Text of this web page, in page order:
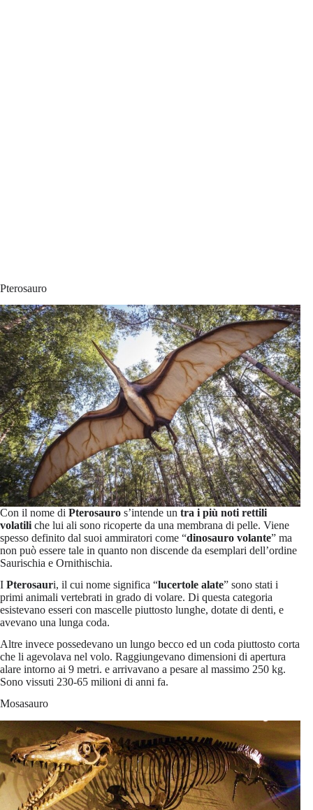
Pterosauro
Con il nome di Pterosauro s’intende un tra i più noti rettili
volatili che lui ali sono ricoperte da una membrana di pelle. Viene
spesso definito dal suoi ammiratori come “dinosauro volante” ma
non può essere tale in quanto non discende da esemplari dell’ordine
Saurischia e Ornithischia.
I Pterosauri, il cui nome significa “lucertole alate” sono stati i
primi animali vertebrati in grado di volare. Di questa categoria
esistevano esseri con mascelle piuttosto lunghe, dotate di denti, e
avevano una lunga coda.
Altre invece possedevano un lungo becco ed un coda piuttosto corta
che li agevolava nel volo. Raggiungevano dimensioni di apertura
alare intorno ai 9 metri. e arrivavano a pesare al massimo 250 kg.
Sono vissuti 230-65 milioni di anni fa.
Mosasauro